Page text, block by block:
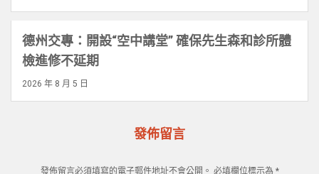
德州交專：開設“空中講堂” 確保先生森和診所體
檢進修不延期
2026 年 8 月 5 日
發佈留言
發佈留言必須填寫的電子郵件地址不會公開。 必填欄位標示為 *